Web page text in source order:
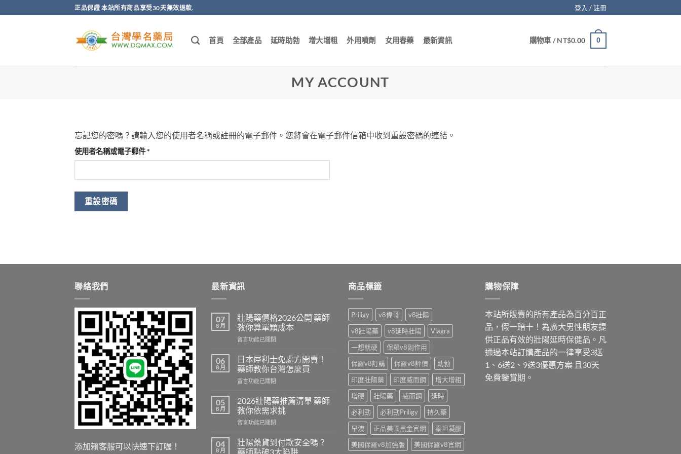
轉
正品保證 本站所有商品享受30天無效退款. 登入 / 註冊
首頁 全部產品 延時助勃 增大增粗 外用噴劑 女用春藥 最新資訊 購物車 /NT$0.00 0
MY ACCOUNT
忘記您的密嗎？請輸入您的使用者名稱或註冊的電子郵件。您將會在電子郵件信箱中收到重設密碼的連結。
使用者名稱或電子郵件*
填
重設密碼
聯絡我們
添加賴客服可以快速下訂喔！
最新資訊
07
8 月
壯陽藥價格2026公開 藥師
教你算單顆成本
在
陽
藥
價
格
公
開
藥
師
你
算
留言功能已關閉
06
8 月
日本犀利士免處方開賣！
藥師教你台灣怎麼買
在
本
犀
利
士
處
方
留言功能已關閉
05
8 月
2026壯陽藥推薦清單 藥師
教你依需求挑
在
壯
陽
留言功能已關閉
04
8 月
壯陽藥貨到付款安全嗎？
藥師點破3大陷阱
商品標籤
Priligy v8偉哥
v8壯陽
v8壯陽藥
v8延時壯陽
Viagra
一想就硬
保羅v8副作用
保羅v8訂購
保羅v8評價
助勃
印度壯陽藥
印度威而鋼
增大增粗
增硬
壯陽藥 威而鋼
延時
必利勁
必利勁Priligy
持久藥
早洩
正品美國黑金官網
泰坦凝膠
美國保羅v8加強版
美國保羅v8官網
購物保障
本站所販賣的所有產品為百分百正
品，假一賠十！為廣大男性朋友提
供正品有效的壯陽延時保健品。凡
通過本站訂購產品的一律享受3送
1、6送2、9送3優惠方案 且30天
免費鑒賞期。